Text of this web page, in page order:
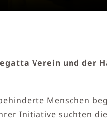
Verein und der
Menschen
Initiative suchten